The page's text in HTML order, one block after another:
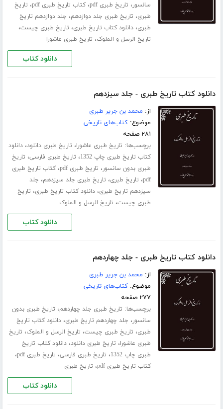
سانسور، تاریخ طبری pdf ،کتاب تاریخ طبری pdf ، تاریخ
طبری، تاریخ طبری جلد ‌دوازدهم، جلد دوازدهم تاریخ
طبری،دانلود کتاب تاریخ طبری، تاریخ طبری چیست،
تاریخ الرسل و الملوک، تاریخ طبری عاشورا
دانلود کتاب
دانلود کتاب تاریخ طبری - جلد سیزدهم
از: محمد بن جریر طبری
موضوع:کتاب‌های تاریخی
۲۸۱ صفحه
برچسب‌ها: تاریخ طبری عاشورا، تاریخ طبری دانلود،دانلود
کتاب تاریخ طبری چاپ 1352
، تاریخ طبری فارسی، تاریخ
طبری بدون سانسور، تاریخ طبری pdf ،کتاب تاریخ طبری
pdf، تاریخ طبری، تاریخ طبری جلد ‌سیزدهم، جلد
سیزدهم تاریخ طبری،دانلود کتاب تاریخ طبری، تاریخ
طبری چیست، تاریخ الرسل و الملوک
دانلود کتاب
دانلود کتاب تاریخ طبری - جلد چهاردهم
از: محمد بن جریر طبری
موضوع:کتاب‌های تاریخی
۲۷۷ صفحه
برچسب‌ها: تاریخ طبری جلد ‌چهاردهم، تاریخ طبری بدون
سانسور، جلد چهاردهم تاریخ طبری،دانلود کتاب تاریخ
طبری، تاریخ طبری چیست، تاریخ الرسل و الملوک، تاریخ
طبری عاشورا، تاریخ طبری دانلود،دانلود کتاب تاریخ
طبری چاپ 1352
، تاریخ طبری فارسی، تاریخ طبری pdf ،
کتاب تاریخ طبری pdf ، تاریخ طبری
دانلود کتاب